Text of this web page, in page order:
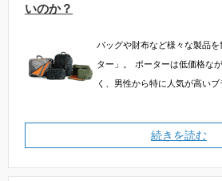
いのか？
バッグや財布など様々な製品
ター」。
ポーターは低価格な
く、男性から特に人気が高いブ
続きを読む